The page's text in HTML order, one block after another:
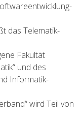
das Telematik-
Fakultät
und des
Informatik-
wird Teil von